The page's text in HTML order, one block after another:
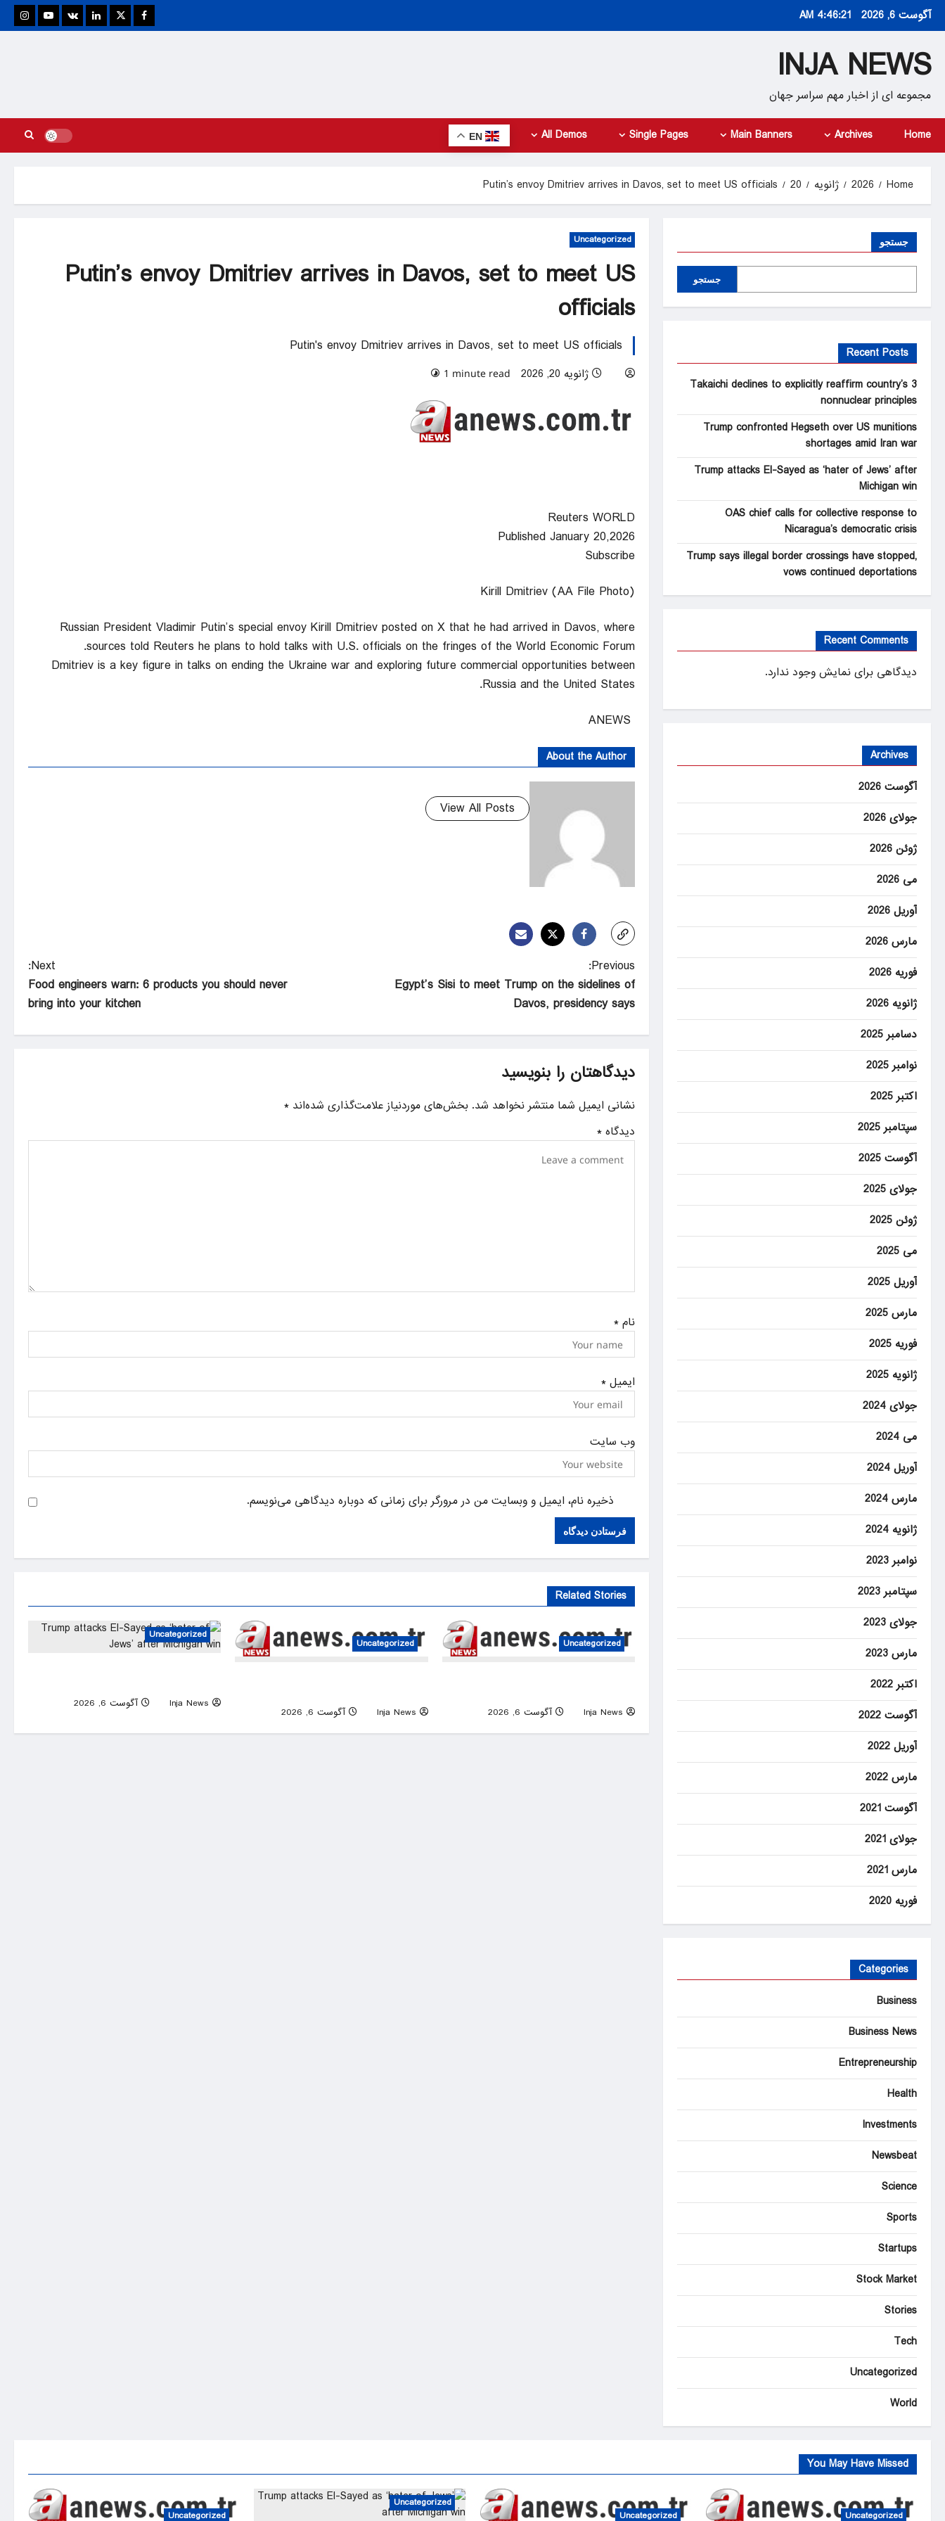
Skipآگوست 6, 2026 4:46:22 AM
Facebook
Twitter
Linkedin
VK
Youtube
INJA NEWS
مجموعه ای از اخبار مهم سراسر جهان
Home
Archives
Main Banners
Single Pages
All Demos
EN
Home
2026 ژانویه 20
Putin’s envoy Dmitriev arrives in Davos, set to meet US officials
Uncategorized
Putin’s envoy Dmitriev arrives in Davos, set to meet US
officials
Putin's envoy Dmitriev arrives in Davos, set to meet US officials
ژانویه 20, 2026 1 minute read
Reuters WORLD
Published January 20,2026
Subscribe
Kirill Dmitriev (AA File Photo)
Russian ⁠President Vladimir Putin’s special envoy Kirill ‍Dmitriev posted on ‌X ‍that he had arrived in Davos, where
sources told Reuters he plans to hold talks with U.S. ⁠officials on the fringes of the World Economic Forum.
Dmitriev is a ‌key figure in talks on ending the Ukraine war and ‍exploring ‍future commercial ‍opportunities between
⁠Russia ‍and the United States.
About the Author
View All Posts
P
o
t
n
a
i
n
Previous:
Egypt’s Sisi to meet Trump on the sidelines of
Davos, presidency says
Next:
Food engineers warn: 6 products you should never
bring into your kitchen
دیدگاهتان را بنویسید
نشانی ایمیل شما منتشر نخواهد شد. بخش‌های موردنیاز علامت‌گذاری شده‌اند*
دیدگاه*
نام*
ایمیل*
وب‌ سایت
ذخیره نام، ایمیل و وبسایت من در مرورگر برای زمانی که دوباره دیدگاهی می‌نویسم.
Related Stories
Uncategorized
Inja News آگوست 6, 2026
Uncategorized
Inja News آگوست 6, 2026
Uncategorized
Inja News آگوست 6, 2026
جستجو
جستجو
Recent Posts
Takaichi declines to explicitly reaffirm country’s 3
nonnuclear principles
Trump confronted Hegseth over US munitions
shortages amid Iran war
Trump attacks El-Sayed as ‘hater of Jews’ after
Michigan win
OAS chief calls for collective response to
Nicaragua’s democratic crisis
Trump says illegal border crossings have stopped,
vows continued deportations
Recent Comments
دیدگاهی برای نمایش وجود ندارد.
Archives
آگوست 2026
جولای 2026
ژوئن 2026
می 2026
آوریل 2026
مارس 2026
فوریه 2026
ژانویه 2026
دسامبر 2025
نوامبر 2025
اکتبر 2025
سپتامبر 2025
آگوست 2025
جولای 2025
ژوئن 2025
می 2025
آوریل 2025
مارس 2025
فوریه 2025
ژانویه 2025
جولای 2024
می 2024
آوریل 2024
مارس 2024
ژانویه 2024
نوامبر 2023
سپتامبر 2023
جولای 2023
مارس 2023
اکتبر 2022
آگوست 2022
آوریل 2022
مارس 2022
آگوست 2021
جولای 2021
مارس 2021
فوریه 2020
Categories
Business
Business News
Entrepreneurship
Health
Investments
Newsbeat
Science
Sports
Startups
Stock Market
Stories
Tech
Uncategorized
World
You May Have Missed
Uncategorized
Uncategorized
Uncategorized
Uncategorized